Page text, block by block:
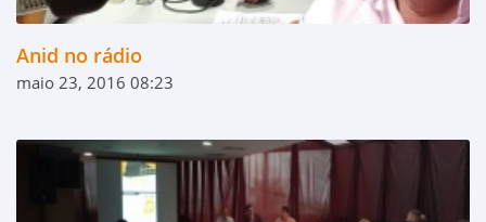
Anid no rádio
maio 23, 2016 08:23